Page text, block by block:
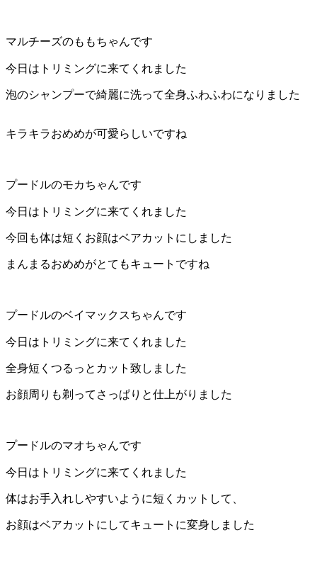
ッ
ト
ロ
ン・
ペ
ッ
ト
テ
ル
マルチーズのももちゃんです
今日はトリミングに来てくれました
泡のシャンプーで綺麗に洗って全身ふわふわになりました
キラキラおめめが可愛らしいですね
プードルのモカちゃんです
今日はトリミングに来てくれました
今回も体は短くお顔はベアカットにしました
まんまるおめめがとてもキュートですね
プードルのベイマックスちゃんです
今日はトリミングに来てくれました
全身短くつるっとカット致しました
お顔周りも剃ってさっぱりと仕上がりました
プードルのマオちゃんです
今日はトリミングに来てくれました
体はお手入れしやすいように短くカットして、
お顔はベアカットにしてキュートに変身しました